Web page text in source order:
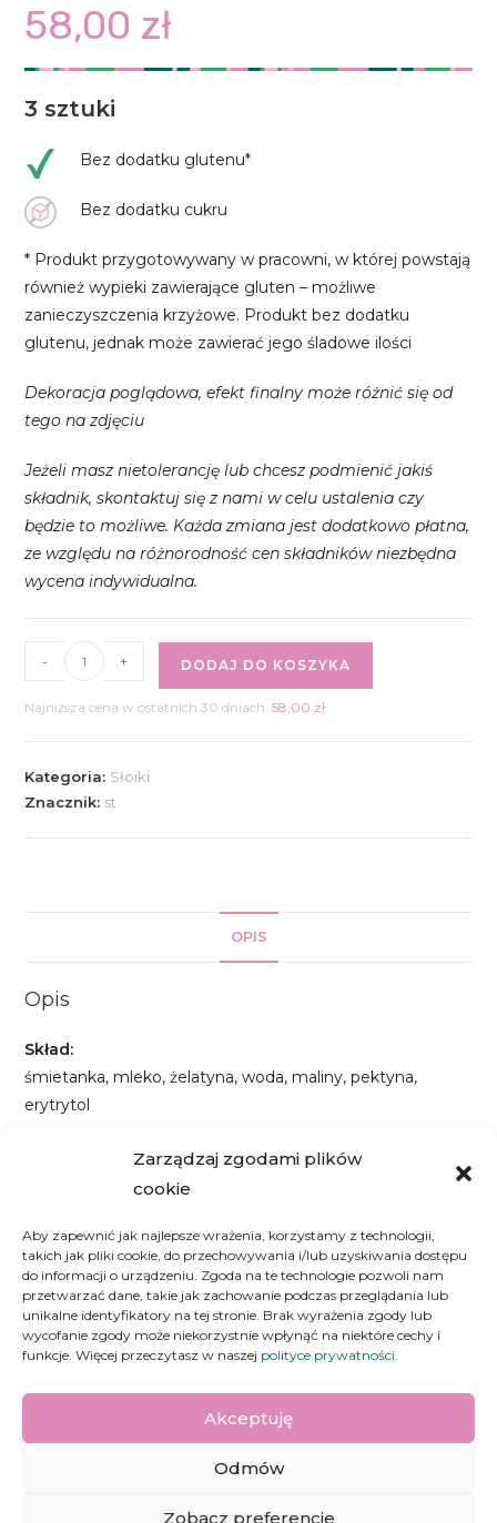
Zarządzaj zgodami plików
cookie
Aby zapewnić jak najlepsze wrażenia, korzystamy z technologii,
takich jak pliki cookie, do przechowywania i/lub uzyskiwania dostępu
do informacji o urządzeniu. Zgoda na te technologie pozwoli nam
przetwarzać dane, takie jak zachowanie podczas przeglądania lub
unikalne identyfikatory na tej stronie. Brak wyrażenia zgody lub
wycofanie zgody może niekorzystnie wpłynąć na niektóre cechy i
funkcje. Więcej przeczytasz w naszej polityce prywatności.
Akceptuję
Odmów
Zobacz preferencje
58,00 zł
3 sztuki
Bez dodatku glutenu*
Bez dodatku cukru
* Produkt przygotowywany w pracowni, w której powstają
również wypieki zawierające gluten – możliwe
zanieczyszczenia krzyżowe. Produkt bez dodatku
glutenu, jednak może zawierać jego śladowe ilości
Dekoracja poglądowa, efekt finalny może różnić się od
tego na zdjęciu
Jeżeli masz nietolerancję lub chcesz podmienić jakiś
składnik, skontaktuj się z nami w celu ustalenia czy
będzie to możliwe. Każda zmiana jest dodatkowo płatna,
ze względu na różnorodność cen składników niezbędna
wycena indywidualna.
Słoiczek
keto
- + DODAJ DO KOSZYKA
Najniższa cena w ostatnich 30 dniach:58,00 zł
Kategoria: Słoiki
Znacznik: st
OPIS
Opis
Skład:
śmietanka, mleko, żelatyna, woda, maliny, pektyna,
erytrytol
Wartości odżywcze (słoiczek):
Ok. 120 kcal | Białko: 1,6 g | Węglowodany: 5,7 g |
Informacja o alergenach – Produkt może zawierać
gluten, jaja, orzeszki ziemne, orzechy, soja, mleko, sezam,
kakao.